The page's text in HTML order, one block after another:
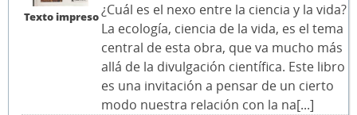
Texto impreso¿Cuál es el nexo entre la ciencia y la vida?
La ecología, ciencia de la vida, es el tema
central de esta obra, que va mucho más
allá de la divulgación científica. Este libro
es una invitación a pensar de un cierto
modo nuestra relación con la na[...]